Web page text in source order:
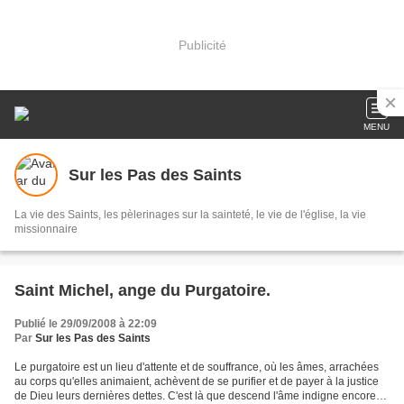
Publicité
MENU
Sur les Pas des Saints
La vie des Saints, les pèlerinages sur la sainteté, le vie de l'église, la vie
missionnaire
Saint Michel, ange du Purgatoire.
Publié le 29/09/2008 à 22:09
Par Sur les Pas des Saints
Le purgatoire est un lieu d'attente et de souffrance, où les âmes, arrachées
au corps qu'elles animaient, achèvent de se purifier et de payer à la justice
de Dieu leurs dernières dettes. C'est là que descend l'âme indigne encore